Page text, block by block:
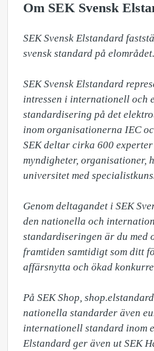
Om SEK Svensk
SEK Svensk Elstandard
svensk standard på elområdet.
SEK Svensk Elstandard
intressen i internationell och
standardisering på det
inom organisationerna IEC
SEK deltar cirka 600
myndigheter, organisationer,
universitet med
Genom deltagandet i SEK
den nationella och
standardiseringen är du med
framtiden samtidigt som ditt
affärsnytta och ökad
På SEK Shop,
nationella standarder även
internationell standard inom
Elstandard ger även ut SEK